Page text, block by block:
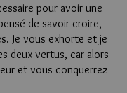
pour avoir une
de savoir croire,
Je vous exhorte et je
deux vertus, car alors
et vous conquerrez